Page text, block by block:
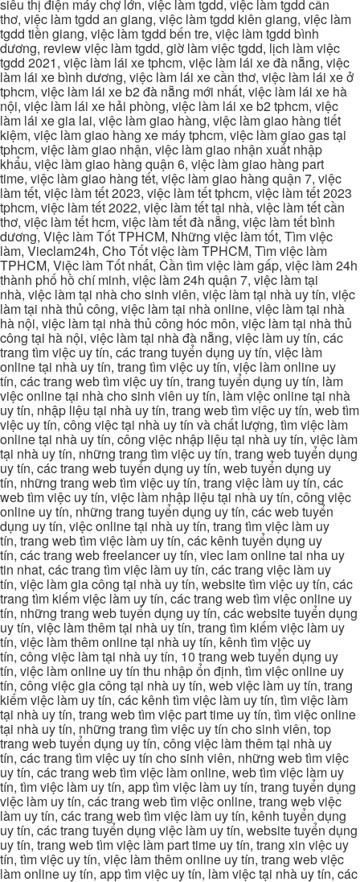
siêu thị điện máy chợ lớn, việc làm tgdd, việc làm tgdd cần
thơ, việc làm tgdd an giang, việc làm tgdd kiên giang, việc làm
tgdd tiền giang, việc làm tgdd bến tre, việc làm tgdd bình
dương, review việc làm tgdd, giờ làm việc tgdd, lịch làm việc
tgdd 2021, việc làm lái xe tphcm, việc làm lái xe đà nẵng, việc
làm lái xe bình dương, việc làm lái xe cần thơ, việc làm lái xe ở
tphcm, việc làm lái xe b2 đà nẵng mới nhất, việc làm lái xe hà
nội, việc làm lái xe hải phòng, việc làm lái xe b2 tphcm, việc
làm lái xe gia lai, việc làm giao hàng, việc làm giao hàng tiết
kiệm, việc làm giao hàng xe máy tphcm, việc làm giao gas tại
tphcm, việc làm giao nhận, việc làm giao nhận xuất nhập
khẩu, việc làm giao hàng quận 6, việc làm giao hàng part
time, việc làm giao hàng tết, việc làm giao hàng quận 7, việc
làm tết, việc làm tết 2023, việc làm tết tphcm, việc làm tết 2023
tphcm, việc làm tết 2022, việc làm tết tại nhà, việc làm tết cần
thơ, việc làm tết hcm, việc làm tết đà nẵng, việc làm tết bình
dương, Việc làm Tốt TPHCM, Những việc làm tốt, Tìm việc
làm, Vieclam24h, Cho Tốt việc làm TPHCM, Tìm việc làm
TPHCM, Việc làm Tốt nhất, Cần tìm việc làm gấp, việc làm 24h
thành phố hồ chí minh, việc làm 24h quận 7, việc làm tại
nhà, việc làm tại nhà cho sinh viên, việc làm tại nhà uy tín, việc
làm tại nhà thủ công, việc làm tại nhà online, việc làm tại nhà
hà nội, việc làm tại nhà thủ công hóc môn, việc làm tại nhà thủ
công tại hà nội, việc làm tại nhà đà nẵng, việc làm uy tín, các
trang tìm việc uy tín, các trang tuyển dụng uy tín, việc làm
online tại nhà uy tín, trang tìm việc uy tín, việc làm online uy
tín, các trang web tìm việc uy tín, trang tuyển dụng uy tín, làm
việc online tại nhà cho sinh viên uy tín, làm việc online tại nhà
uy tín, nhập liệu tại nhà uy tín, trang web tìm việc uy tín, web tìm
việc uy tín, công việc tại nhà uy tín và chất lượng, tìm việc làm
online tại nhà uy tín, công việc nhập liệu tại nhà uy tín, việc làm
tại nhà uy tín, những trang tìm việc uy tín, trang web tuyển dụng
uy tín, các trang web tuyển dụng uy tín, web tuyển dụng uy
tín, những trang web tìm việc uy tín, trang việc làm uy tín, các
web tìm việc uy tín, việc làm nhập liệu tại nhà uy tín, công việc
online uy tín, những trang tuyển dụng uy tín, các web tuyển
dụng uy tín, việc online tại nhà uy tín, trang tìm việc làm uy
tín, trang web tìm việc làm uy tín, các kênh tuyển dụng uy
tín, các trang web freelancer uy tín, viec lam online tai nha uy
tin nhat, các trang tìm việc làm uy tín, các trang việc làm uy
tín, việc làm gia công tại nhà uy tín, website tìm việc uy tín, các
trang tìm kiếm việc làm uy tín, các trang web tìm việc online uy
tín, những trang web tuyển dụng uy tín, các website tuyển dụng
uy tín, việc làm thêm tại nhà uy tín, trang tìm kiếm việc làm uy
tín, việc làm thêm online tại nhà uy tín, kênh tìm việc uy
tín, công việc làm tại nhà uy tín, 10 trang web tuyển dụng uy
tín, việc làm online uy tín thu nhập ổn định, tìm việc online uy
tín, công việc gia công tại nhà uy tín, web việc làm uy tín, trang
kiếm việc làm uy tín, các kênh tìm việc làm uy tín, tìm việc làm
tại nhà uy tín, trang web tìm việc part time uy tín, tìm việc online
tại nhà uy tín, những trang tìm việc uy tín cho sinh viên, top
trang web tuyển dụng uy tín, công việc làm thêm tại nhà uy
tín, các trang tìm việc uy tín cho sinh viên, những web tìm việc
uy tín, các trang web tìm việc làm online, web tìm việc làm uy
tín, tìm việc làm uy tín, app tìm việc làm uy tín, trang tuyển dụng
việc làm uy tín, các trang web tìm việc online, trang web việc
làm uy tín, các trang web tìm việc làm uy tín, kênh tuyển dụng
uy tín, các trang tuyển dụng việc làm uy tín, website tuyển dụng
uy tín, trang web tìm việc làm part time uy tín, trang xin việc uy
tín, tìm việc uy tín, việc làm thêm online uy tín, trang web việc
làm online uy tín, app tìm việc uy tín, làm việc tại nhà uy tín, các